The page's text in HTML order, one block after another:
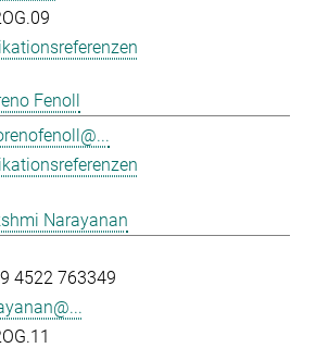
Fenoll
Narayanan
4522 763349